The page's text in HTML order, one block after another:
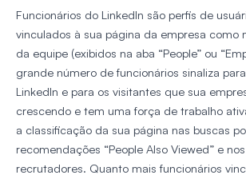
Funcionários do LinkedIn são perfis de
vinculados à sua página da empresa como
da equipe (exibidos na aba “People” ou
grande número de funcionários sinaliza
LinkedIn e para os visitantes que sua
crescendo e tem uma força de trabalho
a classificação da sua página nas buscas
recomendações “People Also Viewed” e
recrutadores. Quanto mais funcionários